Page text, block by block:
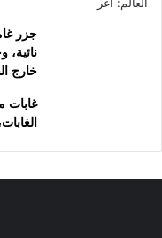
جزر
خارج
غابات